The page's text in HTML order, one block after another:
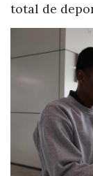
total de